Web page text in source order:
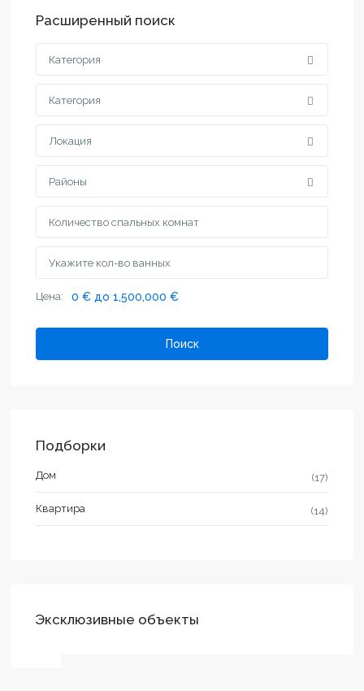
Расширенный поиск
Категория
Категория
Локация
Районы
Цена: 0 € до 1,500,000 €
Поиск
Подборки
Дом (17)
Квартира (14)
Эксклюзивные объекты